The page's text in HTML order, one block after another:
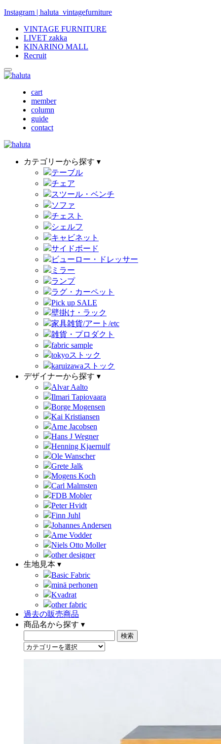
Instagram | haluta_vintagefurniture
VINTAGE FURNITURE
LIVET zakka
KINARINO MALL
Recruit
cart
member
column
guide
contact
カテゴリーから探す ▾
テーブル
チェア
スツール・ベンチ
ソファ
チェスト
シェルフ
キャビネット
サイドボード
ビューロー・ドレッサー
ミラー
ランプ
ラグ・カーペット
Pick up SALE
壁掛け・ラック
家具雑貨/アート/etc
雑貨・プロダクト
fabric sample
tokyoストック
karuizawaストック
デザイナーから探す ▾
Alvar Aalto
Ilmari Tapiovaara
Borge Mogensen
Kai Kristiansen
Arne Jacobsen
Hans J Wegner
Henning Kjaernulf
Ole Wanscher
Grete Jalk
Mogens Koch
Carl Malmsten
FDB Mobler
Peter Hvidt
Finn Juhl
Johannes Andersen
Arne Vodder
Niels Otto Moller
other designer
生地見本 ▾
Basic Fabric
minä perhonen
Kvadrat
other fabric
過去の販売商品
商品名から探す ▾